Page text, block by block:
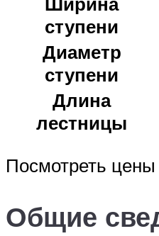
ступени
Диаметр
ступени
Длина
лестницы
Посмотреть
Общие